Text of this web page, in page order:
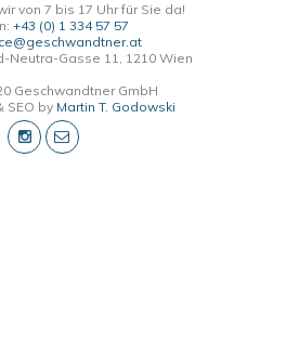
von 7 bis 17 Uhr für Sie da!
+43 (0) 1 334 57 57
Neutra-Gasse 11, 1210 Wien
Geschwandtner GmbH
SEO by Martin T. Godowski